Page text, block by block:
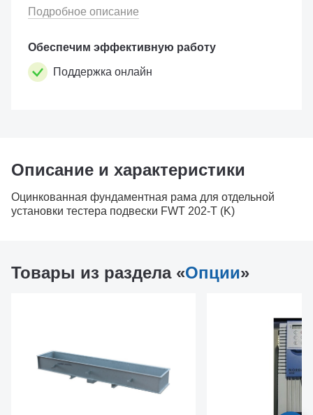
Подробное описание
Обеспечим эффективную работу
Поддержка онлайн
Описание и характеристики
Оцинкованная фундаментная рама для отдельной
установки тестера подвески FWT 202-T (K)
Товары из раздела «Опции»